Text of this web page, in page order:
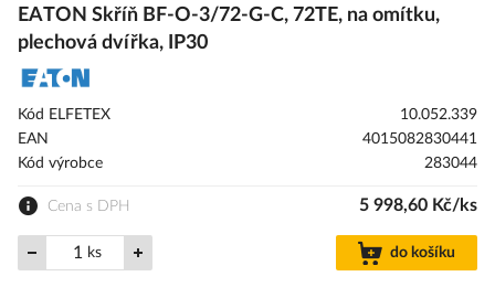
na
začátek
galerie
EATON Skříň BF-O-3/72-G-C, 72TE, na omítku,
plechová dvířka, IP30
Kód ELFETEX
10.052.339
EAN
4015082830441
Kód výrobce
283044
Cena s DPH 5 998,60 Kč/ks
ks do košíku